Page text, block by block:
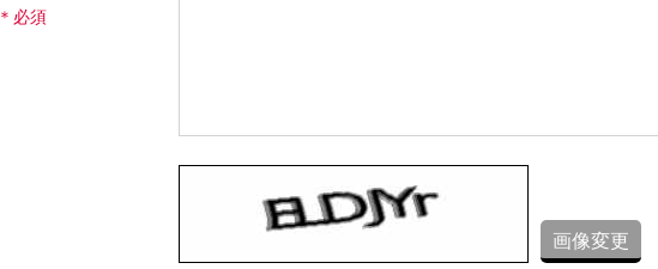
画像変更